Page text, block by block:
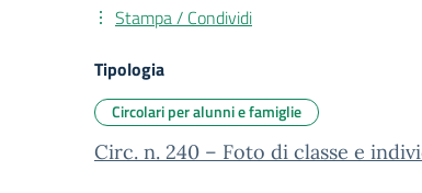
Circ. n. 240 – Foto di classe e
Stampa / Condividi
Tipologia
Circolari per alunni e famiglie